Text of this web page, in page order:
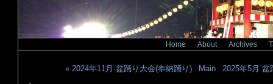
Home About Archives
« 2024年11月 盆踊り大会(奉納踊り) Main 2025年5月 盆